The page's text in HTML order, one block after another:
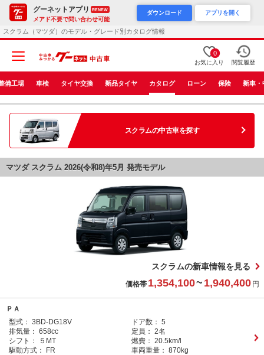
グーネットアプリ RENEW
メアド不要で問い合わせ可能
ダウンロード アプリを開く
スクラム（マツダ）のモデル・グレード別カタログ情報
0
お気に入り 閲覧履歴
備工場 車検 タイヤ交換 新品タイヤ カタログ ローン 保険 新車・
スクラムの中古車を探す
マツダ スクラム 2026(令和8)年5月 発売モデル
スクラムの新車情報を見る
価格帯 1,354,100~ 1,940,400 円
ＰＡ
型式： 3BD-DG18V ドア数： 5
排気量： 658cc 定員： 2名
シフト：
５MT 燃費： 20.5km/l
駆動方式：
FR 車両重量： 870kg